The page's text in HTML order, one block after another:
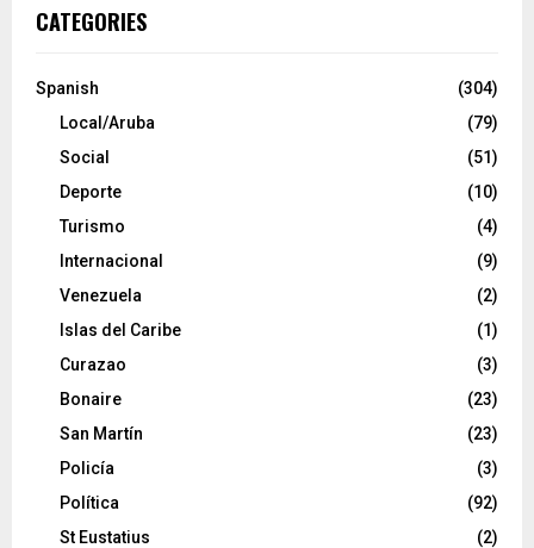
CATEGORIES
Spanish
(304)
Local/Aruba
(79)
Social
(51)
Deporte
(10)
Turismo
(4)
Internacional
(9)
Venezuela
(2)
Islas del Caribe
(1)
Curazao
(3)
Bonaire
(23)
San Martín
(23)
Policía
(3)
Política
(92)
St Eustatius
(2)